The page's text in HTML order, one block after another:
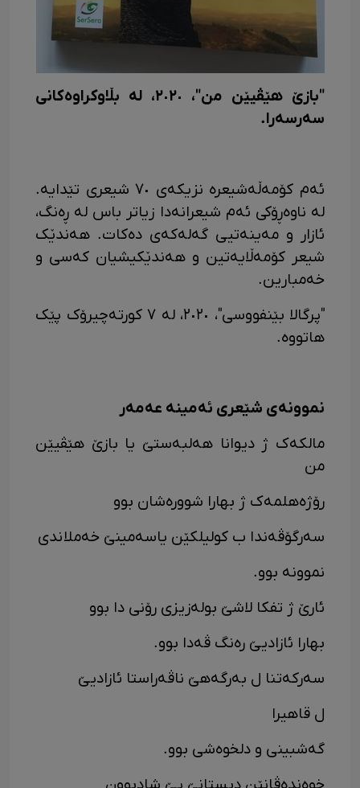
"بازێ هێڤیێن من"، ٢٠٢٠، لە بڵاوکراوەکانی
سەرسەرا.
ئەم کۆمەڵەشیعرە نزیکەی ٧٠ شیعری تێدایە.
لە ناوەڕۆکی ئەم شیعرانەدا زیاتر باس لە ڕەنگ،
ئازار و مەینەتیی گەلەکەی دەکات. هەندێک
شیعر کۆمەڵایەتین و هەندێکیشیان کەسی و
خەمبارین.
"پرگالا بێنفووسی"، ٢٠٢٠، لە ٧ کورتەچیرۆک پێک
هاتووە.
نموونەی شێعری ئەمینە عەمەر
مالکەک ژ دیوانا هەلبەستێ یا بازێ هێڤیێن
من
رۆژەهلمەک ژ بهارا شوورەشان بوو
سەرگۆڤەندا ب کولیلکێن یاسەمینێ خەملاندی
نموونە بوو.
ئارێ ژ تفکا لاشێ بولەزیزی رۆنی دا بوو
بهارا ئازادیێ رەنگ ڤەدا بوو.
سەرکەتنا ل بەرگەهێ ناڤەراستا ئازادیێ
ل قاهیرا
گەشبینی و دلخوەشی بوو.